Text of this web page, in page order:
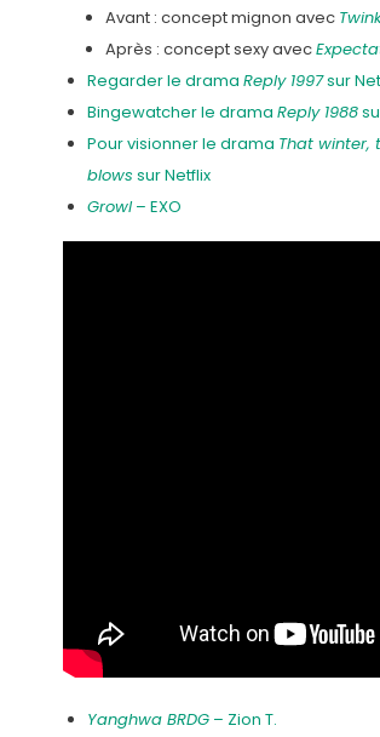
Avant : concept mignon avec
Après : concept sexy avec
Regarder le drama Reply 1997sur
Bingewatcher le drama Reply 1988
Pour visionner le drama That winter,
blows sur Netflix
Growl– EXO
Yanghwa BRDG– Zion T.